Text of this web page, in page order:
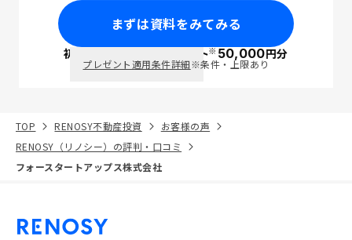
まずは資料をみてみる
初回面談で ポイント※50,000円分
プレゼント適用条件詳細※条件・上限あり
TOP RENOSY不動産投資
お客様の声
RENOSY（リノシー）の評判・口コミ
フォースタートアップス株式会社